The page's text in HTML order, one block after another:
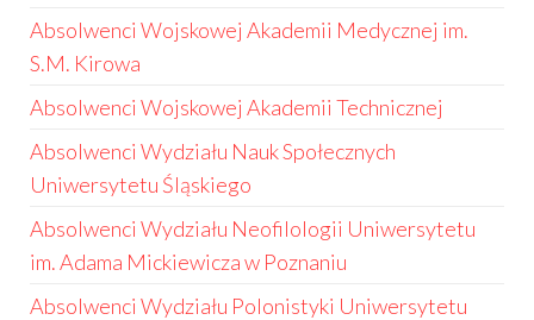
Absolwenci Wojskowej Akademii Medycznej im.
S.M. Kirowa
Absolwenci Wojskowej Akademii Technicznej
Absolwenci Wydziału Nauk Społecznych
Uniwersytetu Śląskiego
Absolwenci Wydziału Neofilologii Uniwersytetu
im. Adama Mickiewicza w Poznaniu
Absolwenci Wydziału Polonistyki Uniwersytetu